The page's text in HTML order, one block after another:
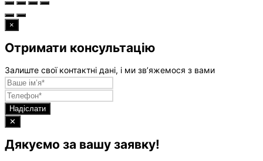
×
Отримати консультацію
Залиште свої контактні дані, і ми зв’яжемося з вами
Надіслати
✕
Дякуємо за вашу заявку!